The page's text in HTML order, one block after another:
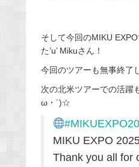
そして今回のMIKU
た’u’ Mikuさん！
今回のツアーも無事終了
次の北米ツアーでの活躍
ω・´)☆
MIKU EXPO
Thank you all for